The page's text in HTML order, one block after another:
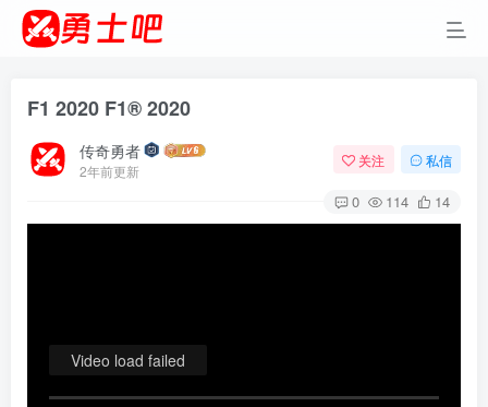
F1 2020 F1® 2020
传奇勇者
2年前更新
关注 私信
0 114 14
Video load failed